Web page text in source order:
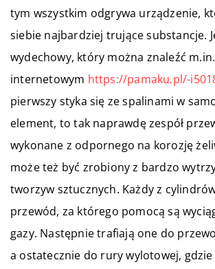
tym wszystkim odgrywa urządzenie,
siebie najbardziej trujące substancje.
wydechowy, który można znaleźć
internetowym https://pamaku.pl/-
pierwszy styka się ze spalinami w
element, to tak naprawdę zespół
wykonane z odpornego na korozję
może też być zrobiony z bardzo
tworzyw sztucznych. Każdy z
przewód, za którego pomocą są
gazy. Następnie trafiają one do
a ostatecznie do rury wylotowej,